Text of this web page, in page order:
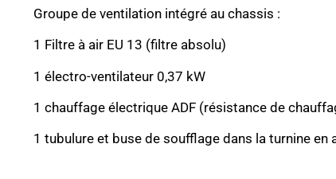
Groupe de ventilation intégré au chassis :
1 Filtre à air EU 13 (filtre absolu)
1 électro-ventilateur 0,37 kW
1 chauffage électrique ADF (résistance de
1 tubulure et buse de soufflage dans la turnine en